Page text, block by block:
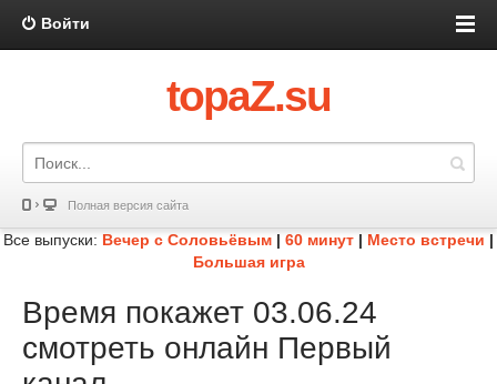
Войти
topaZ.su
Полная версия сайта
Все выпуски: Вечер с Соловьёвым | 60 минут | Место встречи |
Большая игра
Время покажет 03.06.24
смотреть онлайн Первый